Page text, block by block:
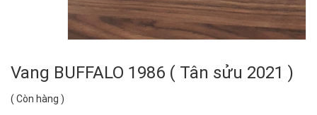
Vang BUFFALO 1986 ( Tân sửu 2021 )
( Còn hàng )